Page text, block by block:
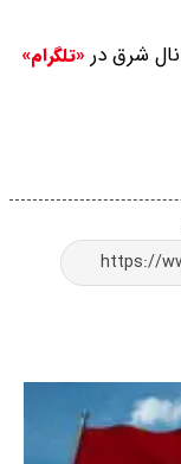
شرق در «تلگرام»